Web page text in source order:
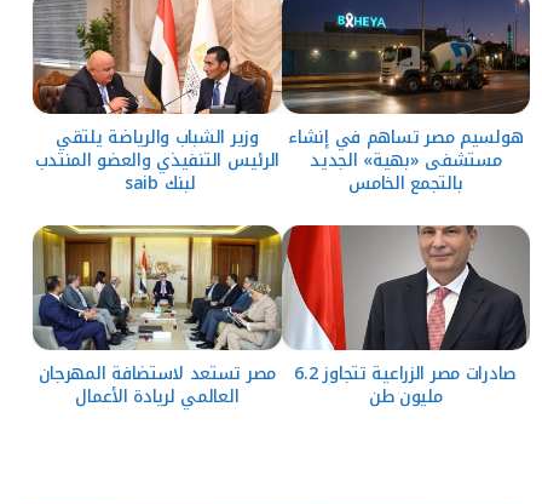
هولسيم مصر تساهم في إنشاء
مستشفى «بهية» الجديد
بالتجمع الخامس
وزير الشباب والرياضة يلتقي
الرئيس التنفيذي والعضو المنتدب
لبنك saib
صادرات مصر الزراعية تتجاوز 6.2
مليون طن
مصر تستعد لاستضافة المهرجان
العالمي لريادة الأعمال